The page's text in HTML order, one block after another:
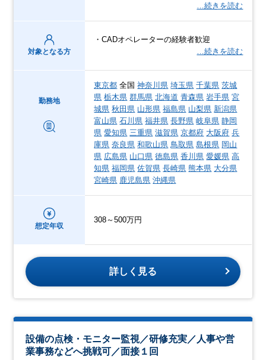
…続きを読む
対象となる方
・CADオペレーターの経験者歓迎
…続きを読む
勤務地
東京都 全国神奈川県 埼玉県 千葉県 茨城
県 栃木県 群馬県 北海道 青森県 岩手県 宮
城県 秋田県 山形県 福島県 山梨県 新潟県
富山県 石川県 福井県 長野県 岐阜県 静岡
県 愛知県 三重県 滋賀県 京都府 大阪府 兵
庫県 奈良県 和歌山県 鳥取県 島根県 岡山
県 広島県 山口県 徳島県 香川県 愛媛県 高
知県 福岡県 佐賀県 長崎県 熊本県 大分県
宮崎県 鹿児島県 沖縄県
想定年収
308～500万円
詳しく見る
設備の点検・モニター監視／研修充実／人事や営
業事務などへ挑戦可／面接１回